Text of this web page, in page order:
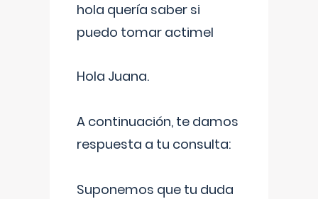
hola quería saber si
puedo tomar actimel
Hola Juana.
A continuación, te damos
respuesta a tu consulta:
Suponemos que tu duda